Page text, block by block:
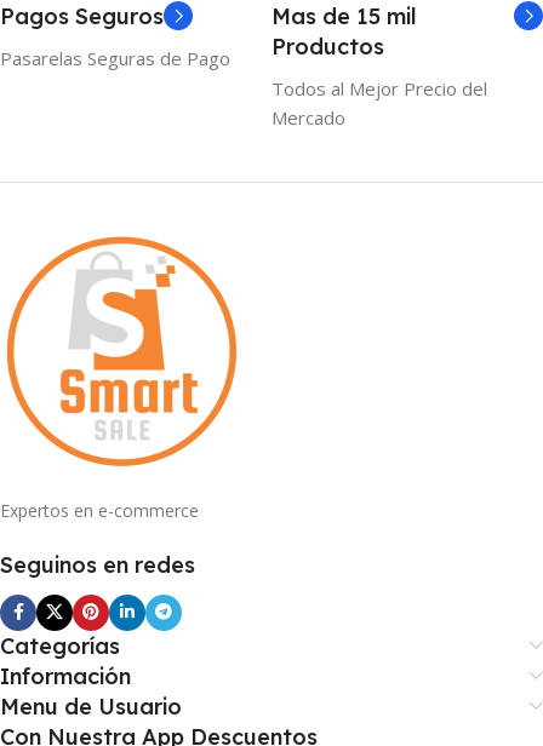
Pagos Seguros
Pasarelas Seguras de Pago
Mas de 15 mil
Productos
Todos al Mejor Precio del
Mercado
Expertos en e-commerce
Seguinos en redes
Categorías
Información
Menu de Usuario
Con Nuestra App Descuentos